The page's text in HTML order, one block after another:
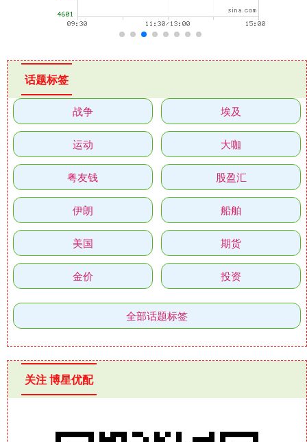
话题标签
战争 埃及
运动 大咖
粤友钱 股盈汇
伊朗 船舶
美国 期货
金价 投资
全部话题标签
关注 博星优配